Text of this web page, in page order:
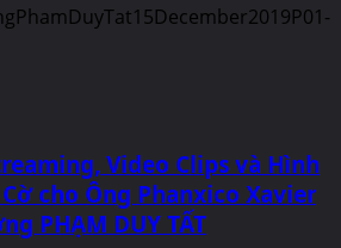
Video Clips và Hình
cho Ông Phanxico Xavier
PHẠM DUY TẤT